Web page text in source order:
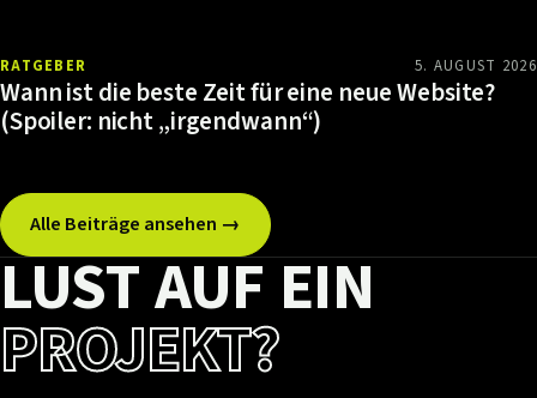
RATGEBER 5. AUGUST 2026
Wann ist die beste Zeit für eine neue Website?
(Spoiler: nicht „irgendwann“)
Alle Beiträge ansehen →
LUST AUF EIN
PROJEKT?